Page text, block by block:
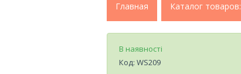
Главная Каталог товаров:
В наявності
Код: WS209